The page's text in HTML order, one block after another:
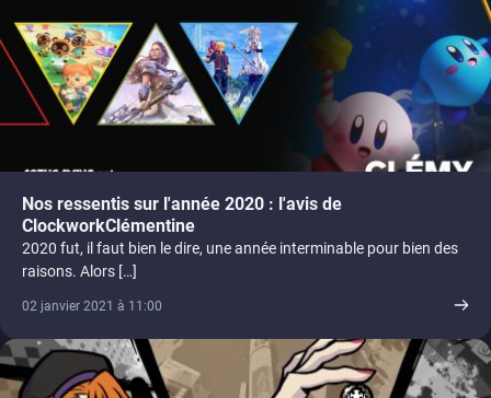
Nos ressentis sur l'année 2020 : l'avis de
ClockworkClémentine
2020 fut, il faut bien le dire, une année interminable pour bien des
raisons. Alors […]
02 janvier 2021 à 11:00